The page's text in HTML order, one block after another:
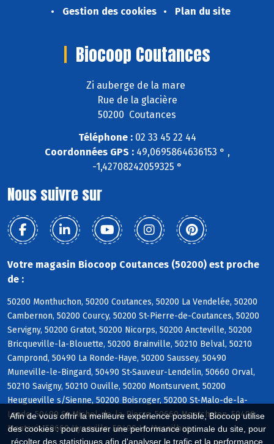
Afin de vous offrir la meilleure expérience possible, Biocoop utilise
des cookies : pour assurer une performance optimale du site, pour
récolter des statistiques afin d'analyser le trafic et la performance
Gestion des cookies
Plan du site
Biocoop Coutances
Zi auberge de la mare
Rue de la glacière
50200 Coutances
Téléphone :02 33 45 22 44
Coordonnées GPS :49,0695864636153 ° ,
-1,42708242059325 °
Nous suivre sur
Votre magasin Biocoop Coutances (50200) est proche
de :
50200 Monthuchon, 50200 Coutances, 50200 La Vendelée, 50200
Cambernon, 50200 Courcy, 50200 St-Pierre-de-Coutances, 50200
Servigny, 50200 Gratot, 50200 Nicorps, 50200 Ancteville, 50200
Bricqueville-la-Blouette, 50200 Brainville, 50210 Belval, 50210
Camprond, 50490 La Ronde-Haye, 50200 Saussey, 50490
Muneville-le-Bingard, 50490 St-Sauveur-Lendelin, 50660 Orval,
50210 Savigny, 50210 Ouville, 50200 Montsurvent, 50200
Heugueville s/Sienne, 50200 Boisroger, 50200 St-Malo-de-la-
Lande, 50490 St-Michel-de-la-Pierre, 50660 Montchaton, 50490
Montcuit, 50660 Hyenville, 50490 Le Mesnilbus